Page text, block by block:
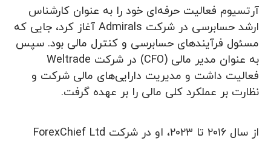
آرتسیوم فعالیت حرفه‌ای خود را به عنوان کارشناس
ارشد حسابرسی در شرکت Admirals آغاز کرد، جایی که
مسئول فرآیندهای حسابرسی و کنترل مالی بود. سپس
به عنوان مدیر مالی (CFO) در شرکت Weltrade
فعالیت داشت و مدیریت دارایی‌های مالی شرکت و
نظارت بر عملکرد کلی مالی را بر عهده گرفت.
از سال ۲۰۱۶ تا ۲۰۲۳، او در شرکت ForexChief Ltd